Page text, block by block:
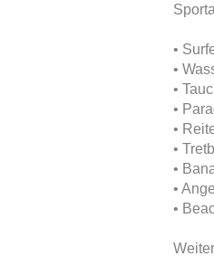
•
•
•
•
•
•
•
•
•